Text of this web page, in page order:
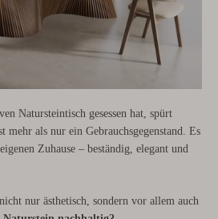
Natursteintisch gesessen hat, spürt
mehr als nur ein Gebrauchsgegenstand. Es
Zuhause – beständig, elegant und
nur ästhetisch, sondern vor allem auch